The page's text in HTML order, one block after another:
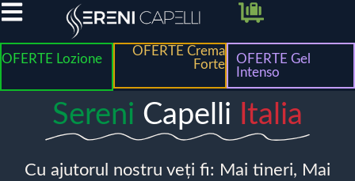
OFERTE Lozione
OFERTE Crema
Forte
OFERTE Gel
Intenso
Sereni Capelli Italia
Cu ajutorul nostru veți fi: Mai tineri, Mai